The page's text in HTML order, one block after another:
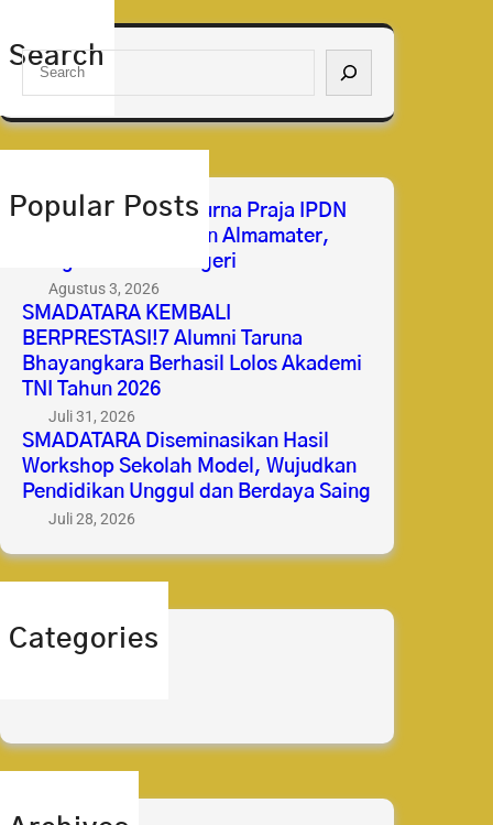
Search
S
a
h
Popular Posts
Selamat & Sukses Purna Praja IPDN
2026 Membanggakan Almamater,
Mengabdi untuk Negeri
Agustus 3, 2026
SMADATARA KEMBALI
BERPRESTASI!7 Alumni Taruna
Bhayangkara Berhasil Lolos Akademi
TNI Tahun 2026
Juli 31, 2026
SMADATARA Diseminasikan Hasil
Workshop Sekolah Model, Wujudkan
Pendidikan Unggul dan Berdaya Saing
Juli 28, 2026
Categories